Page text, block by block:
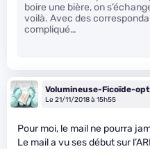
boire une bière, on
voilà. Avec des
compliqué…
Volumineuse-Ficoïde-
Le 21/11/2018 à 15h55
Pour moi, le mail ne pourra
Le mail a vu ses début sur